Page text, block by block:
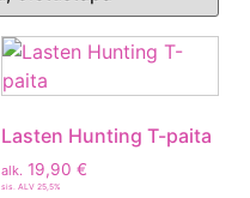
Lasten Hunting T-paita
alk. 19,90 €
sis. ALV 25,5%